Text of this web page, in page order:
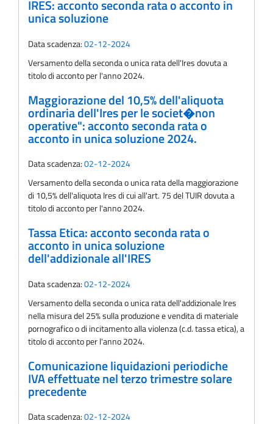
IRES: acconto seconda rata o acconto in
unica soluzione
Data scadenza:02-12-2024
Versamento della seconda o unica rata dell'Ires dovuta a
titolo di acconto per l'anno 2024.
Maggiorazione del 10,5% dell'aliquota
ordinaria dell'Ires per le societ�non
operative": acconto seconda rata o
acconto in unica soluzione 2024.
Data scadenza:02-12-2024
Versamento della seconda o unica rata della maggiorazione
di 10,5% dell'aliquota Ires di cui all'art. 75 del TUIR dovuta a
titolo di acconto per l'anno 2024.
Tassa Etica: acconto seconda rata o
acconto in unica soluzione
dell'addizionale all'IRES
Data scadenza:02-12-2024
Versamento della seconda o unica rata dell'addizionale Ires
nella misura del 25% sulla produzione e vendita di materiale
pornografico o di incitamento alla violenza (c.d. tassa etica), a
titolo di acconto per l'anno 2024.
Comunicazione liquidazioni periodiche
IVA effettuate nel terzo trimestre solare
precedente
Data scadenza:02-12-2024